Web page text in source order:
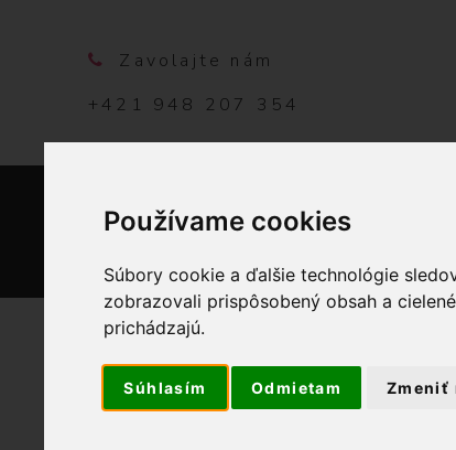
Používame cookies
Súbory cookie a ďalšie technológie
zobrazovali prispôsobený obsah a
prichádzajú.
Súhlasím Odmietam Zmeniť
Zavolajte nám
+421 948 207 354
OBCHOD